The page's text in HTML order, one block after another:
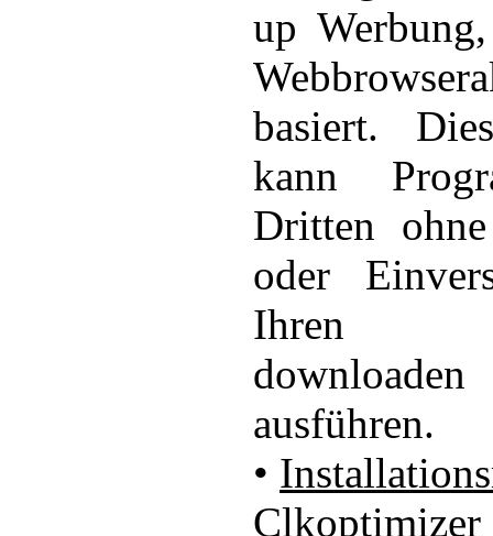
up
basiert.
kann
Dritten
oder
Ihren
ausführen.
•